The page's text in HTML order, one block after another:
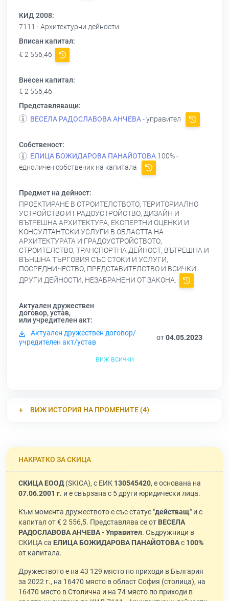
КИД 2008:
7111 - Архитектурни дейности
Вписан капитал:
€ 2 556,46
Внесен капитал:
€ 2 556,46
Представляващи:
ВЕСЕЛА РАДОСЛАВОВА АНЧЕВА- управител
Собственост:
ЕЛИЦА БОЖИДАРОВА ПАНАЙОТОВА 100% -
едноличен собственик на капитала
Предмет на дейност:
ПРОЕКТИРАНЕ В СТРОИТЕЛСТВОТО, ТЕРИТОРИАЛНО
УСТРОЙСТВО И ГРАДОУСТРОЙСТВО, ДИЗАЙН И
ВЪТРЕШНА АРХИТЕКТУРА, ЕКСПЕРТНИ ОЦЕНКИ И
КОНСУЛТАНТСКИ УСЛУГИ В ОБЛАСТТА НА
АРХИТЕКТУРАТА И ГРАДОУСТРОЙСТВОТО,
СТРОИТЕЛСТВО, ТРАНСПОРТНА ДЕЙНОСТ, ВЪТРЕШНА И
ВЪНШНА ТЪРГОВИЯ СЪС СТОКИ И УСЛУГИ,
ПОСРЕДНИЧЕСТВО, ПРЕДСТАВИТЕЛСТВО И ВСИЧКИ
ДРУГИ ДЕЙНОСТИ, НЕЗАБРАНЕНИ ОТ ЗАКОНА.
Актуален дружествен
договор, устав,
или учредителен акт:
Актуален дружествен договор/
учредителен акт/устав
от04.05.2023
виж всички
ВИЖ ИСТОРИЯ НА ПРОМЕНИТЕ (4)
НАКРАТКО ЗА СКИЦА
СКИЦА ЕООД(SKICA), с ЕИК 130545420, е основана на
07.06.2001 г. и е свързана с 5 други юридически лица.
Към момента дружеството е със статус "действащ" и с
капитал от € 2 556,5. Представлява се от ВЕСЕЛА
РАДОСЛАВОВА АНЧЕВА - Управител. Съдружници в
СКИЦА са ЕЛИЦА БОЖИДАРОВА ПАНАЙОТОВАс 100%
от капитала.
Дружеството е на 43 129 място по приходи в България
за 2022 г., на 16470 място в област София (столица), на
16470 място в Столична и на 74 място по приходи в